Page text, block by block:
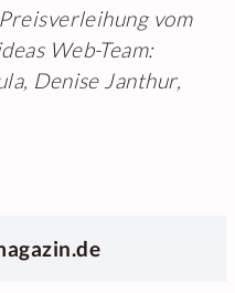
vom
Web-Team:
Denise Janthur,